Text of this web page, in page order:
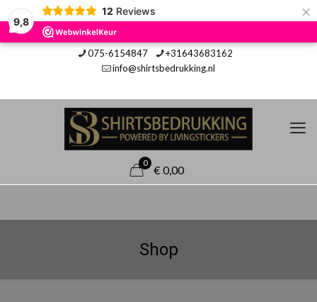
9,8
12 Reviews ×
075-6154847
+31643683162
info@shirtsbedrukking.nl
0
€ 0,00
Shop